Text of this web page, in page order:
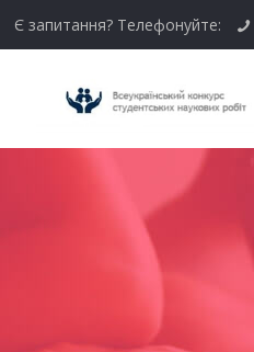
Є запитання? Телефонуйте: